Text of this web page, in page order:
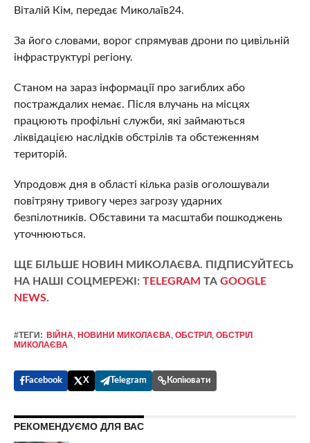
Віталій Кім, передає Миколаїв24.
За його словами, ворог спрямував дрони по цивільній
інфраструктурі регіону.
Станом на зараз інформації про загиблих або
постраждалих немає. Після влучань на місцях
працюють профільні служби, які займаються
ліквідацією наслідків обстрілів та обстеженням
територій.
Упродовж дня в області кілька разів оголошували
повітряну тривогу через загрозу ударних
безпілотників. Обставини та масштаби пошкоджень
уточнюються.
ЩЕ БІЛЬШЕ НОВИН МИКОЛАЄВА. ПІДПИСУЙТЕСЬ
НА НАШІ СОЦМЕРЕЖІ: TELEGRAM ТА GOOGLE
NEWS.
#ТЕГИ: ВІЙНА НОВИНИ МИКОЛАЄВА ОБСТРІЛ, ОБСТРІЛ
МИКОЛАЄВА
Facebook X Telegram Копіювати
РЕКОМЕНДУЄМО ДЛЯ ВАС